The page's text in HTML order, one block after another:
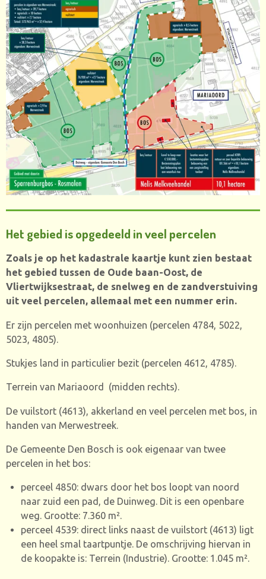
Het gebied is opgedeeld in veel percelen
Zoals je op het kadastrale kaartje kunt zien bestaat
het gebied tussen de Oude baan-Oost, de
Vliertwijksestraat, de snelweg en de zandverstuiving
uit veel percelen, allemaal met een nummer erin.
Er zijn percelen met woonhuizen (percelen 4784, 5022,
5023, 4805).
Stukjes land in particulier bezit (percelen 4612, 4785).
Terrein van Mariaoord (midden rechts).
De vuilstort (4613), akkerland en veel percelen met bos, in
handen van Merwestreek.
De Gemeente Den Bosch is ook eigenaar van twee
percelen in het bos:
perceel 4850: dwars door het bos loopt van noord
naar zuid een pad, de Duinweg. Dit is een openbare
weg. Grootte: 7.360 m².
perceel 4539: direct links naast de vuilstort (4613) ligt
een heel smal taartpuntje. De omschrijving hiervan in
de koopakte is: Terrein (Industrie). Grootte: 1.045 m².